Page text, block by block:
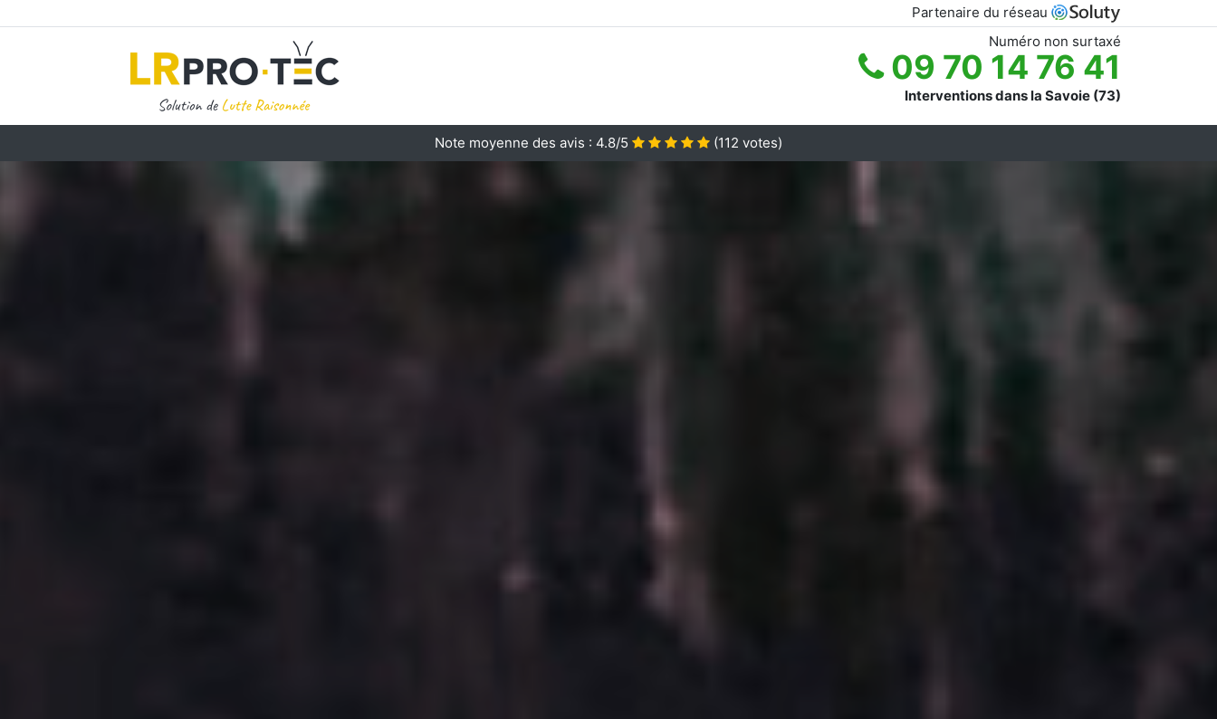
Partenaire du réseau
Numéro non surtaxé
09 70 14 76 41
Interventions dans la Savoie (73)
Note moyenne des avis : 4.8/5 (112 votes)